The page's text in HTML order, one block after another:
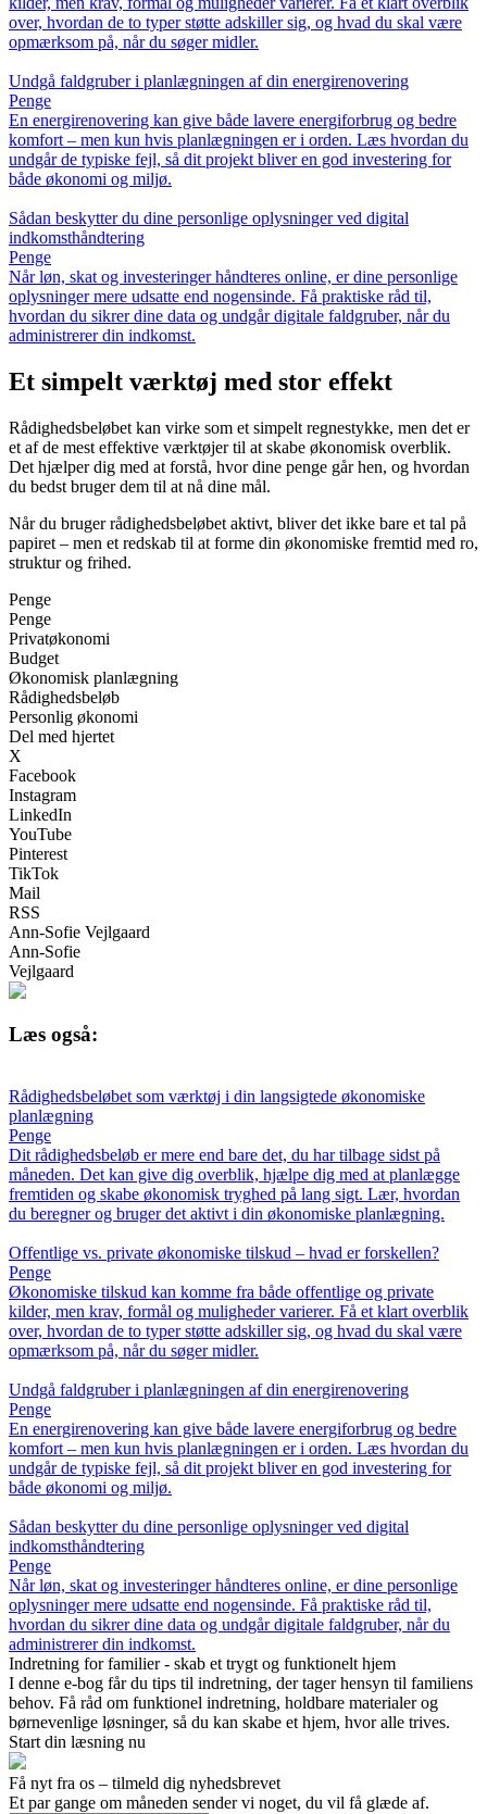
over, hvordan de to typer støtte adskiller sig, og hvad du skal være
opmærksom på, når du søger midler.
Undgå faldgruber i planlægningen af din energirenovering
Penge
En energirenovering kan give både lavere energiforbrug og bedre
komfort – men kun hvis planlægningen er i orden. Læs hvordan du
undgår de typiske fejl, så dit projekt bliver en god investering for
både økonomi og miljø.
Sådan beskytter du dine personlige oplysninger ved digital
indkomsthåndtering
Penge
Når løn, skat og investeringer håndteres online, er dine personlige
oplysninger mere udsatte end nogensinde. Få praktiske råd til,
hvordan du sikrer dine data og undgår digitale faldgruber, når du
administrerer din indkomst.
Et simpelt værktøj med stor effekt
Rådighedsbeløbet kan virke som et simpelt regnestykke, men det er
et af de mest effektive værktøjer til at skabe økonomisk overblik.
Det hjælper dig med at forstå, hvor dine penge går hen, og hvordan
du bedst bruger dem til at nå dine mål.
Når du bruger rådighedsbeløbet aktivt, bliver det ikke bare et tal på
papiret – men et redskab til at forme din økonomiske fremtid med ro,
struktur og frihed.
Penge
Penge
Privatøkonomi
Budget
Økonomisk planlægning
Rådighedsbeløb
Personlig økonomi
Del med hjertet
X
Facebook
Instagram
LinkedIn
YouTube
Pinterest
TikTok
Mail
RSS
Ann-Sofie Vejlgaard
Ann-Sofie
Vejlgaard
Læs også:
Rådighedsbeløbet som værktøj i din langsigtede økonomiske
planlægning
Penge
Dit rådighedsbeløb er mere end bare det, du har tilbage sidst på
måneden. Det kan give dig overblik, hjælpe dig med at planlægge
fremtiden og skabe økonomisk tryghed på lang sigt. Lær, hvordan
du beregner og bruger det aktivt i din økonomiske planlægning.
Offentlige vs. private økonomiske tilskud – hvad er forskellen?
Penge
Økonomiske tilskud kan komme fra både offentlige og private
kilder, men krav, formål og muligheder varierer. Få et klart overblik
over, hvordan de to typer støtte adskiller sig, og hvad du skal være
opmærksom på, når du søger midler.
Undgå faldgruber i planlægningen af din energirenovering
Penge
En energirenovering kan give både lavere energiforbrug og bedre
komfort – men kun hvis planlægningen er i orden. Læs hvordan du
undgår de typiske fejl, så dit projekt bliver en god investering for
både økonomi og miljø.
Sådan beskytter du dine personlige oplysninger ved digital
indkomsthåndtering
Penge
Når løn, skat og investeringer håndteres online, er dine personlige
oplysninger mere udsatte end nogensinde. Få praktiske råd til,
hvordan du sikrer dine data og undgår digitale faldgruber, når du
administrerer din indkomst.
Indretning for familier - skab et trygt og funktionelt hjem
I denne e-bog får du tips til indretning, der tager hensyn til familiens
behov. Få råd om funktionel indretning, holdbare materialer og
børnevenlige løsninger, så du kan skabe et hjem, hvor alle trives.
Start din læsning nu
Få nyt fra os – tilmeld dig nyhedsbrevet
Et par gange om måneden sender vi noget, du vil få glæde af.